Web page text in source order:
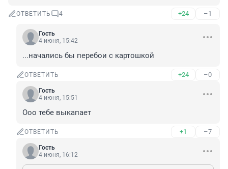
ОТВЕТИТЬ 4 +24 –1
Гость
4 июня, 15:42
...начались бы перебои с картошкой
ОТВЕТИТЬ +24 –0
Гость
4 июня, 15:51
Ооо тебе выкапает
ОТВЕТИТЬ +1 –7
Гость
4 июня, 16:12